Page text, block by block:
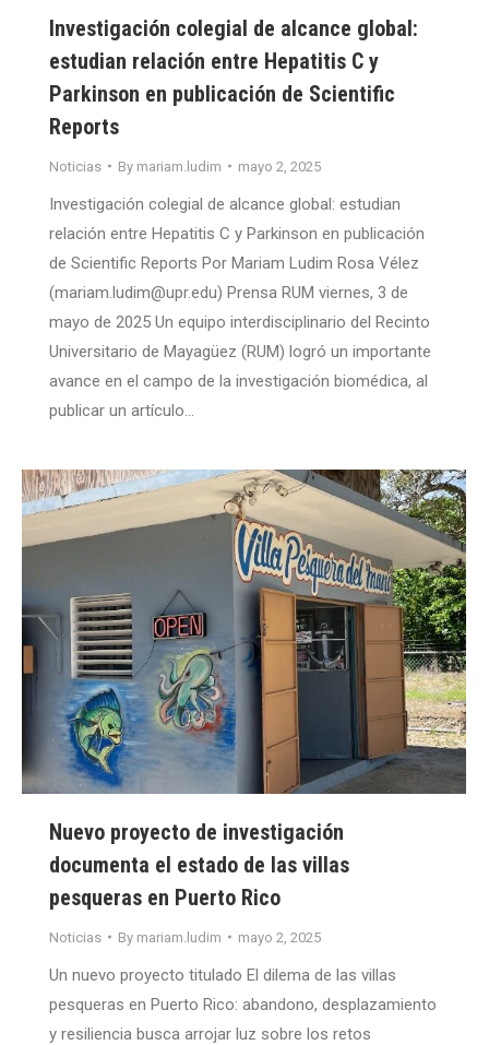
Investigación colegial de alcance global:
estudian relación entre Hepatitis C y
Parkinson en publicación de Scientific
Reports
Noticias By mariam.ludim mayo 2, 2025
Investigación colegial de alcance global: estudian
relación entre Hepatitis C y Parkinson en publicación
de Scientific Reports Por Mariam Ludim Rosa Vélez
(mariam.ludim@upr.edu) Prensa RUM viernes, 3 de
mayo de 2025 Un equipo interdisciplinario del Recinto
Universitario de Mayagüez (RUM) logró un importante
avance en el campo de la investigación biomédica, al
publicar un artículo…
Nuevo proyecto de investigación
documenta el estado de las villas
pesqueras en Puerto Rico
Noticias By mariam.ludim mayo 2, 2025
Un nuevo proyecto titulado El dilema de las villas
pesqueras en Puerto Rico: abandono, desplazamiento
y resiliencia busca arrojar luz sobre los retos